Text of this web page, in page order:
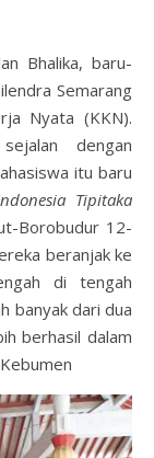
Bhalika, baru-
Semarang
Nyata (KKN).
dengan
itu baru
Tipitaka
Borobudur 12-
beranjak ke
di tengah
banyak dari dua
berhasil dalam